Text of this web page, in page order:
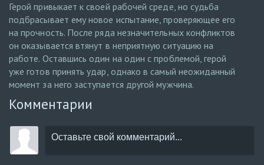
Герой привыкает к своей рабочей среде, но судьба
подбрасывает ему новое испытание, проверяющее его
на прочность. После ряда незначительных конфликтов
он оказывается втянут в неприятную ситуацию на
работе. Оставшись один на один с проблемой, герой
уже готов принять удар, однако в самый неожиданный
момент за него заступается другой мужчина.
Комментарии